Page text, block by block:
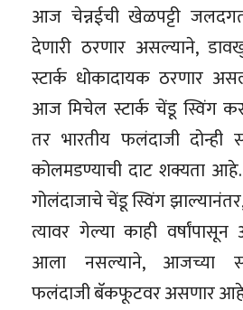
आज चेन्नईची खेळपट्टी
देणारी ठरणार असल्याने,
स्टार्क धोकादायक ठरणार
आज मिचेल स्टार्क चेंडू स्विंग
तर भारतीय फलंदाजी दोन्ही
कोलमडण्याची दाट शक्यता
गोलंदाजाचे चेंडू स्विंग
त्यावर गेल्या काही वर्षांपासून
आला नसल्याने, आजच्या
फलंदाजी बॅकफूटवर असणार